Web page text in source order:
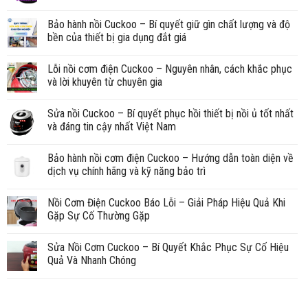
Bảo hành nồi Cuckoo – Bí quyết giữ gìn chất lượng và độ
bền của thiết bị gia dụng đắt giá
Lỗi nồi cơm điện Cuckoo – Nguyên nhân, cách khắc phục
và lời khuyên từ chuyên gia
Sửa nồi Cuckoo – Bí quyết phục hồi thiết bị nồi ủ tốt nhất
và đáng tin cậy nhất Việt Nam
Bảo hành nồi cơm điện Cuckoo – Hướng dẫn toàn diện về
dịch vụ chính hãng và kỹ năng bảo trì
Nồi Cơm Điện Cuckoo Báo Lỗi – Giải Pháp Hiệu Quả Khi
Gặp Sự Cố Thường Gặp
Sửa Nồi Cơm Cuckoo – Bí Quyết Khắc Phục Sự Cố Hiệu
Quả Và Nhanh Chóng